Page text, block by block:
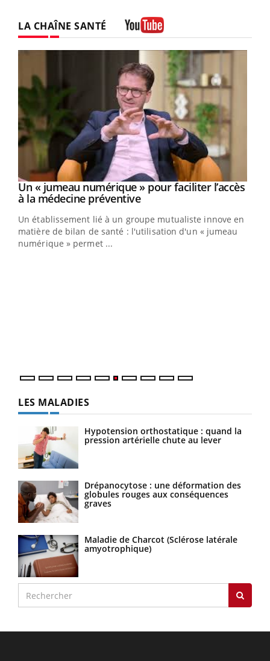
LA CHAÎNE SANTÉ
Youtube
Un « jumeau numérique » pour faciliter l’accès
à la médecine préventiveYoutube
Un établissement lié à un groupe mutualiste innove en
matière de bilan de santé : l'utilisation d'un « jumeau
numérique » permet ...
LES MALADIES
Hypotension orthostatique : quand la
pression artérielle chute au lever
Drépanocytose : une déformation des
globules rouges aux conséquences
graves
Maladie de Charcot (Sclérose latérale
amyotrophique)